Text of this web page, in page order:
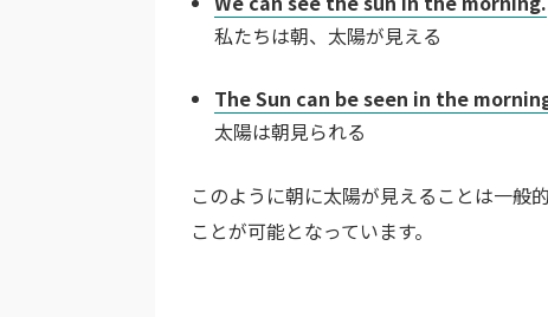
私たちは朝、太陽が見える
The Sun can be seen in the
太陽は朝見られる
このように朝に太陽が見えることは一般
ことが可能となっています。